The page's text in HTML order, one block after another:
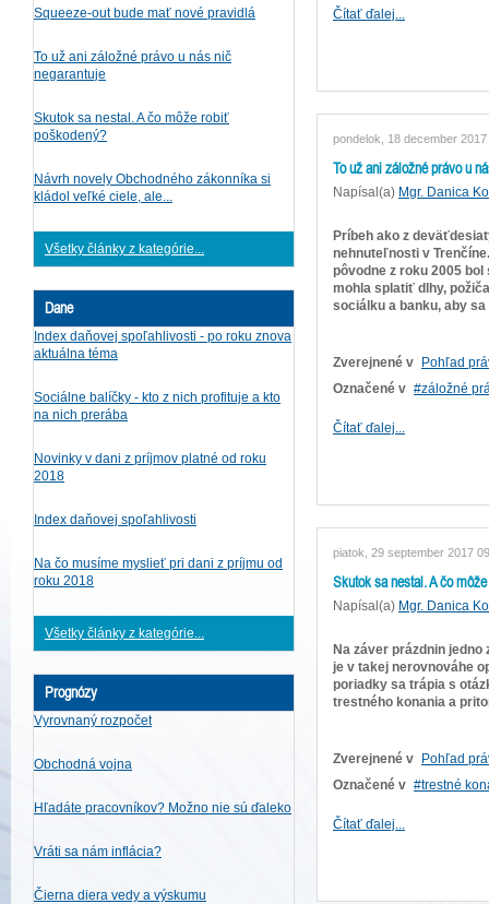
Squeeze-out bude mať nové pravidlá
To už ani záložné právo u nás nič
negarantuje
Skutok sa nestal. A čo môže robiť
poškodený?
Návrh novely Obchodného zákonníka si
kládol veľké ciele, ale...
Všetky články z kategórie...
Dane
Index daňovej spoľahlivosti - po roku znova
aktuálna téma
Sociálne balíčky - kto z nich profituje a kto
na nich prerába
Novinky v dani z príjmov platné od roku
2018
Index daňovej spoľahlivosti
Na čo musíme myslieť pri dani z príjmu od
roku 2018
Všetky články z kategórie...
Prognózy
Vyrovnaný rozpočet
Obchodná vojna
Hľadáte pracovníkov? Možno nie sú ďaleko
Vráti sa nám inflácia?
Čierna diera vedy a výskumu
Čítať ďalej...
pondelok, 18 december 2017
To už ani záložné právo u
Napísal(a) Mgr. Danica
Príbeh ako z
nehnuteľnosti v
pôvodne z roku 2005
mohla splatiť dlhy,
sociálku a banku, aby
Zverejnené v
Pohľad
Označené v
záložné
Čítať ďalej...
piatok, 29 september 2017
Skutok sa nestal. A čo
Napísal(a) Mgr. Danica
Na záver prázdnin
je v takej nerovnováhe
poriadky sa trápia s
trestného konania a
Zverejnené v
Pohľad
Označené v
trestné
Čítať ďalej...